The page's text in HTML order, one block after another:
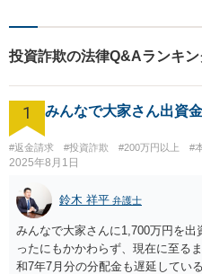
続問題／
など幅広
軽にご相談
投資詐欺の法律Q&Aランキン
1 みんなで大家さん出資
#返金請求 #投資詐欺 #200万円以上 #
2025年8月1日
鈴木 祥平 弁護士
みんなで大家さんに1,700万円を
ったにもかかわらず、現在に至る
和7年7月分の分配金も遅延してい